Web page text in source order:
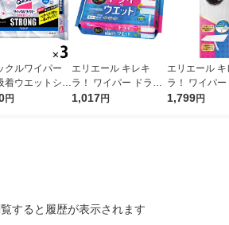
クルワイパー
着ウエットシー
ロング ガンコ
円
エリエール キレキ
ラ！ ワイパー ドライ
×ウエットシート 1パ
1,017円
エリエール キ
ラ！ ワイパ
ーリングワイ
1,799円
すると履歴が表示されます